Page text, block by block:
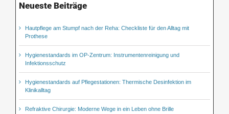
Neueste Beiträge
Hautpflege am Stumpf nach der Reha: Checkliste für den Alltag mit
Prothese
Hygienestandards im OP-Zentrum: Instrumentenreinigung und
Infektionsschutz
Hygienestandards auf Pflegestationen: Thermische Desinfektion im
Klinikalltag
Refraktive Chirurgie: Moderne Wege in ein Leben ohne Brille